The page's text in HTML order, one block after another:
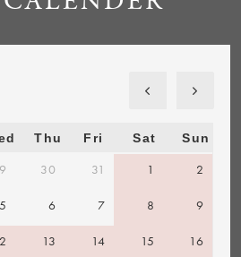
Thu Fri Sat Sun
30 31 1 2
5 6 7 8 9
13 14 15 16